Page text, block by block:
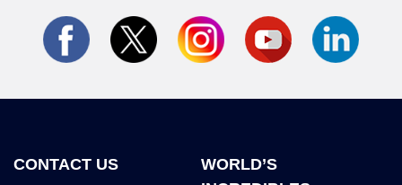
CONTACT US
WORLD’S